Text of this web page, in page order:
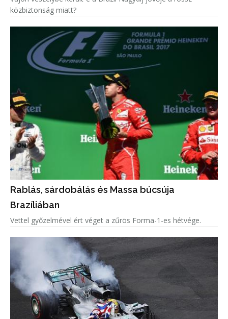
közbiztonság miatt?
Rablás, sárdobálás és Massa búcsúja
Brazíliában
Vettel győzelmével ért véget a zűrös Forma-1-es hétvége.